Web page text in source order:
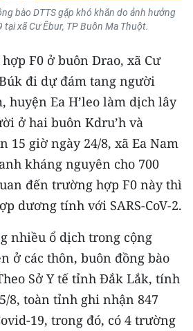
Chí Minh
bào DTTS gặp khó khăn do ảnh hưởng
tại xã Cư Êbur, TP Buôn Ma Thuột.
F0 ở buôn Drao, xã Cư
đi dự đám tang người
huyện Ea H’leo làm dịch lây
ở hai buôn Kdru’h và
15 giờ ngày 24/8, xã Ea Nam
kháng nguyên cho 700
đến trường hợp F0 này thì
dương tính với SARS-CoV-2.
nhiều ổ dịch trong cộng
ở các thôn, buôn đồng bào
Sở Y tế tỉnh Đắk Lắk, tính
8, toàn tỉnh ghi nhận 847
19, trong đó, có 4 trường